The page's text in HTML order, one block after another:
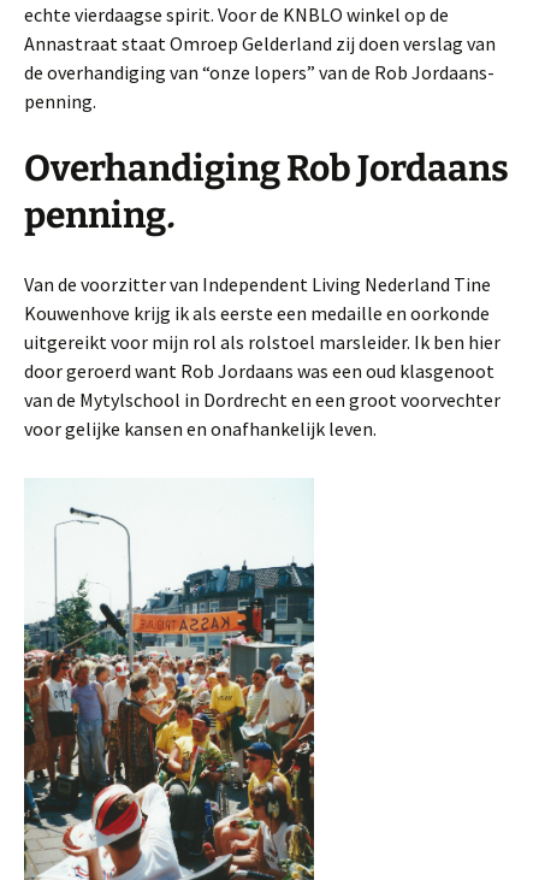
echte vierdaagse spirit. Voor de KNBLO winkel op de
Annastraat staat Omroep Gelderland zij doen verslag van
de overhandiging van “onze lopers” van de Rob Jordaans-
penning.
Overhandiging Rob Jordaans
penning.
Van de voorzitter van Independent Living Nederland Tine
Kouwenhove krijg ik als eerste een medaille en oorkonde
uitgereikt voor mijn rol als rolstoel marsleider. Ik ben hier
door geroerd want Rob Jordaans was een oud klasgenoot
van de Mytylschool in Dordrecht en een groot voorvechter
voor gelijke kansen en onafhankelijk leven.